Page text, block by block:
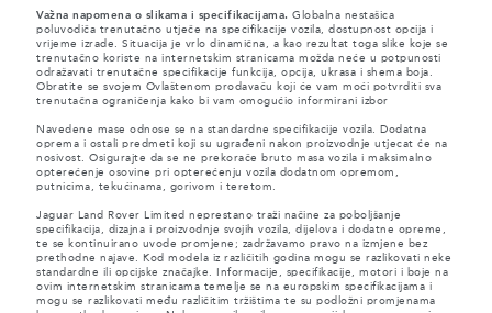
Važna napomena o slikama i specifikacijama. Globalna nestašica
poluvodiča trenutačno utječe na specifikacije vozila, dostupnost opcija i
vrijeme izrade. Situacija je vrlo dinamična, a kao rezultat toga slike koje se
trenutačno koriste na internetskim stranicama možda neće u potpunosti
odražavati trenutačne specifikacije funkcija, opcija, ukrasa i shema boja.
Obratite se svojem Ovlaštenom prodavaču koji će vam moći potvrditi sva
trenutačna ograničenja kako bi vam omogućio informirani izbor
Navedene mase odnose se na standardne specifikacije vozila. Dodatna
oprema i ostali predmeti koji su ugrađeni nakon proizvodnje utjecat će na
nosivost. Osigurajte da se ne prekorače bruto masa vozila i maksimalno
opterećenje osovine pri opterećenju vozila dodatnom opremom,
putnicima, tekućinama, gorivom i teretom.
Jaguar Land Rover Limited neprestano traži načine za poboljšanje
specifikacija, dizajna i proizvodnje svojih vozila, dijelova i dodatne opreme,
te se kontinuirano uvode promjene; zadržavamo pravo na izmjene bez
prethodne najave. Kod modela iz različitih godina mogu se razlikovati neke
standardne ili opcijske značajke. Informacije, specifikacije, motori i boje na
ovim internetskim stranicama temelje se na europskim specifikacijama i
mogu se razlikovati među različitim tržištima te su podložni promjenama